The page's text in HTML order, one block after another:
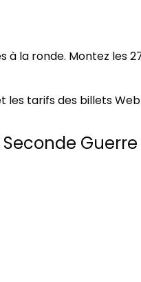
la ronde. Montez les
les tarifs des billets